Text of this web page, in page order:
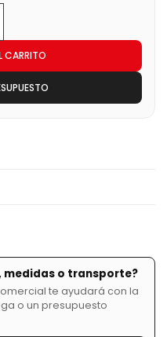
CARRITO
medidas o transporte?
te ayudará con la
o un presupuesto